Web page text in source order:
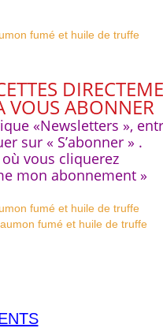
VOUS ABONNER
«Newsletters »,
sur « S’abonner » .
vous cliquerez
abonnement »